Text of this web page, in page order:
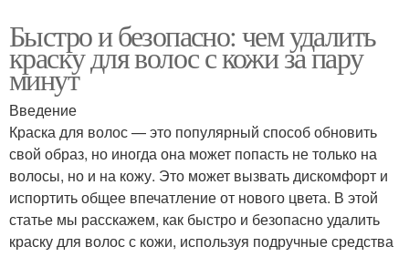
Быстро и безопасно: чем удалить
краску для волос с кожи за пару
минут
Введение
Краска для волос — это популярный способ обновить
свой образ, но иногда она может попасть не только на
волосы, но и на кожу. Это может вызвать дискомфорт и
испортить общее впечатление от нового цвета. В этой
статье мы расскажем, как быстро и безопасно удалить
краску для волос с кожи, используя подручные средства